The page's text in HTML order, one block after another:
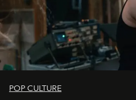
POP CULTURE